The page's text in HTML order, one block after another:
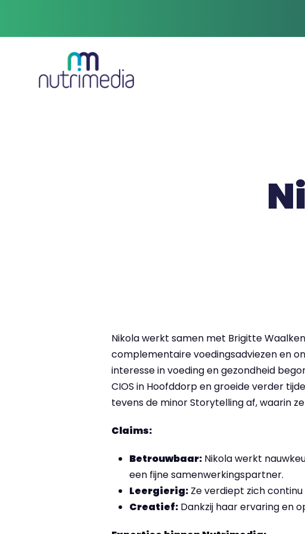
Nikola werkt samen met Brigitte
complementaire voedingsadviezen en
interesse in voeding en gezondheid
CIOS in Hoofddorp en groeide verder
tevens de minor Storytelling af, waarin
Claims:
Betrouwbaar: Nikola werkt
een fijne samenwerkingspartner.
Leergierig: Ze verdiept zich
Creatief: Dankzij haar ervaring en